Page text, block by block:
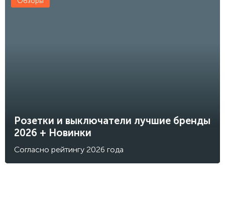
Розетки и выключатели лучшие бренды
2026 + Новинки
Согласно рейтингу 2026 года